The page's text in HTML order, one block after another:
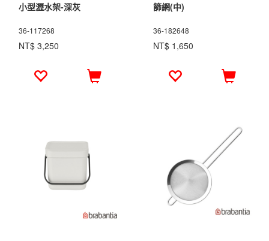
小型瀝水架-深灰
36-117268
NT$ 3,250
篩網(中)
36-182648
NT$ 1,650